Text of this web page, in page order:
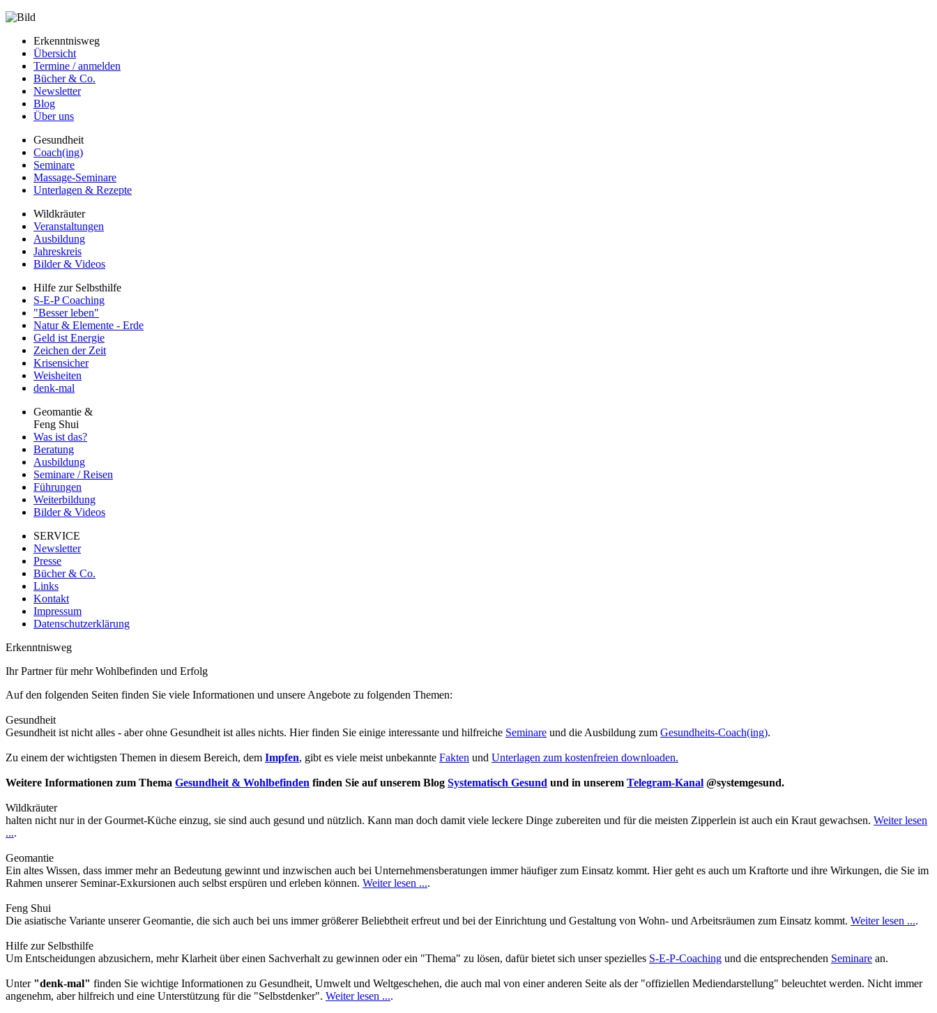
Erkenntnisweg
Übersicht
Termine / anmelden
Bücher & Co.
Newsletter
Blog
Über uns
Gesundheit
Coach(ing)
Seminare
Massage-Seminare
Unterlagen & Rezepte
Wildkräuter
Veranstaltungen
Ausbildung
Jahreskreis
Bilder & Videos
Hilfe zur Selbsthilfe
S-E-P Coaching
"Besser leben"
Natur & Elemente - Erde
Geld ist Energie
Zeichen der Zeit
Krisensicher
Weisheiten
denk-mal
Geomantie &
Feng Shui
Was ist das?
Beratung
Ausbildung
Seminare / Reisen
Führungen
Weiterbildung
Bilder & Videos
SERVICE
Newsletter
Presse
Bücher & Co.
Links
Kontakt
Impressum
Datenschutzerklärung
Erkenntnisweg
Ihr Partner für mehr Wohlbefinden und Erfolg
Auf den folgenden Seiten finden Sie viele Informationen und unsere Angebote zu folgenden Themen:
Gesundheit
Gesundheit ist nicht alles - aber ohne Gesundheit ist alles nichts. Hier finden Sie einige interessante und hilfreiche Seminare und die Ausbildung zum Gesundheits-Coach(ing).
Zu einem der wichtigsten Themen in diesem Bereich, dem Impfen, gibt es viele meist unbekannte Fakten und Unterlagen zum kostenfreien downloaden.
Weitere Informationen zum Thema Gesundheit & Wohlbefinden finden Sie auf unserem Blog Systematisch Gesund und in unserem Telegram-Kanal @systemgesund.
Wildkräuter
halten nicht nur in der Gourmet-Küche einzug, sie sind auch gesund und nützlich. Kann man doch damit viele leckere Dinge zubereiten und für die meisten Zipperlein ist auch ein Kraut gewachsen. Weiter lesen
....
Geomantie
Ein altes Wissen, dass immer mehr an Bedeutung gewinnt und inzwischen auch bei Unternehmensberatungen immer häufiger zum Einsatz kommt. Hier geht es auch um Kraftorte und ihre Wirkungen, die Sie im
Rahmen unserer Seminar-Exkursionen auch selbst erspüren und erleben können. Weiter lesen ....
Feng Shui
Die asiatische Variante unserer Geomantie, die sich auch bei uns immer größerer Beliebtheit erfreut und bei der Einrichtung und Gestaltung von Wohn- und Arbeitsräumen zum Einsatz kommt. Weiter lesen ....
Hilfe zur Selbsthilfe
Um Entscheidungen abzusichern, mehr Klarheit über einen Sachverhalt zu gewinnen oder ein "Thema" zu lösen, dafür bietet sich unser spezielles S-E-P-Coaching und die entsprechenden Seminare an.
Unter "denk-mal" finden Sie wichtige Informationen zu Gesundheit, Umwelt und Weltgeschehen, die auch mal von einer anderen Seite als der "offiziellen Mediendarstellung" beleuchtet werden. Nicht immer
angenehm, aber hilfreich und eine Unterstützung für die "Selbstdenker". Weiter lesen ....